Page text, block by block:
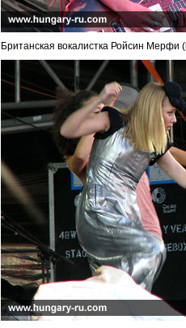
Британская вокалистка Ройсин Мерфи (